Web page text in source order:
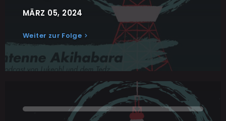
MÄRZ 05, 2024
Weiter zur Folge